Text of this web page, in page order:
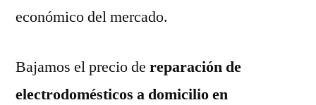
económico del mercado.
Bajamos el precio de reparación de
electrodomésticos a domicilio en